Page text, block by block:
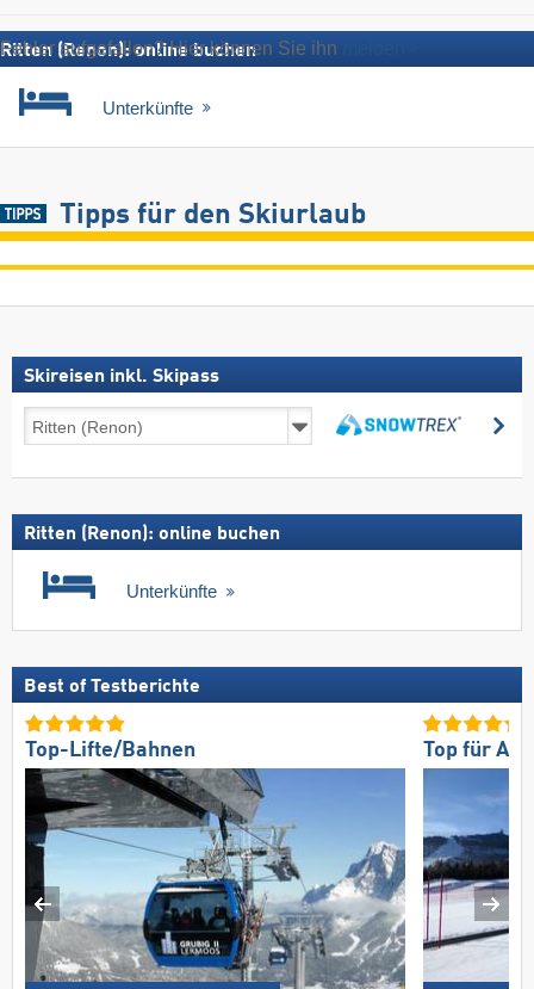
Fehler aufgefallen? Hier können Sie ihn
Ritten (Renon): online buchen
Unterkünfte
Tipps für den Skiurlaub
Skireisen inkl. Skipass
Skireisen
inkl.
Ritten (Renon): online buchen
Unterkünfte
Best of Testberichte
Top-Lifte/Bahnen Top für